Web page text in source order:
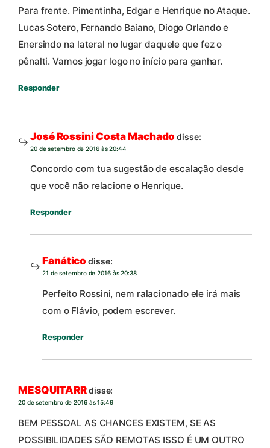
Para frente. Pimentinha, Edgar e Henrique no Ataque.
Lucas Sotero, Fernando Baiano, Diogo Orlando e
Enersindo na lateral no lugar daquele que fez o
pênalti. Vamos jogar logo no início para ganhar.
Responder
José Rossini Costa Machado disse:
20 de setembro de 2016 às 20:44
Concordo com tua sugestão de escalação desde
que você não relacione o Henrique.
Responder
Fanático disse:
21 de setembro de 2016 às 20:38
Perfeito Rossini, nem ralacionado ele irá mais
com o Flávio, podem escrever.
Responder
MESQUITARRdisse:
20 de setembro de 2016 às 15:49
BEM PESSOAL AS CHANCES EXISTEM, SE AS
POSSIBILIDADES SÃO REMOTAS ISSO É UM OUTRO